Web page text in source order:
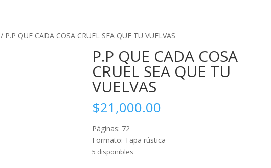
/ P.P QUE CADA COSA CRUEL SEA QUE TU VUELVAS
P.P QUE CADA COSA
CRUEL SEA QUE TU
VUELVAS
$21,000.00
Páginas: 72
Formato: Tapa rústica
5 disponibles